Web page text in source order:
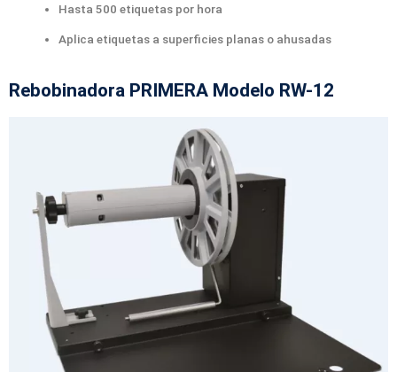
Hasta 500 etiquetas por hora
Aplica etiquetas a superficies planas o ahusadas
Rebobinadora PRIMERA Modelo RW-12